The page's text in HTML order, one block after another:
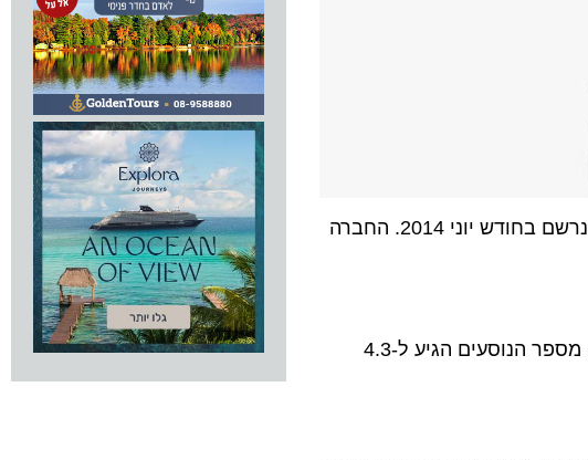
חברת התעופה המאוחדת, אג'יאן איירליינס ואולימפיק אייר הודיעה השבוע על שיא חדש במספר הנוסעים, שנרשם בחודש יוני 2014. החברה
העלייה במספר הנוסעים בחודש יוני 2014 חיזקה את המגמה שנרשמה במחצית הראשונה של שנת 2014 בה מספר הנוסעים הגיע ל-4.3